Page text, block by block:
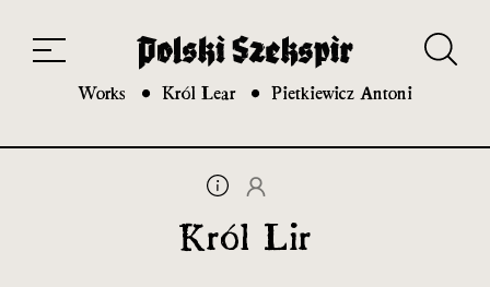
20th and 21st century module
Works Król Lear Pietkiewicz Antoni
Król Lir